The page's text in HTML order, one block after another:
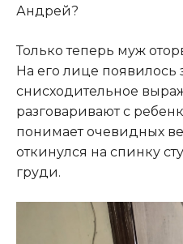
Андрей?
Только теперь муж
На его лице появилось
снисходительное
разговаривают с
понимает очевидных
откинулся на спинку
груди.